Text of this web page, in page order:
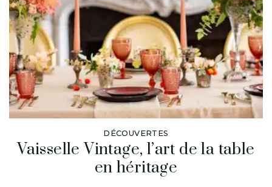
DÉCOUVERTES
Vaisselle Vintage, l’art de la table
en héritage